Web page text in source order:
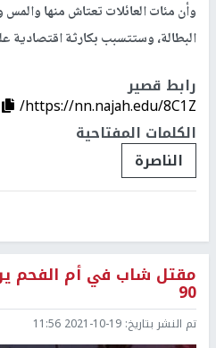
وأن مئات العائلات تعتاش منها
البطالة، وستتسبب بكارثة اقتصادية
رابط قصير
https://nn.najah.edu/8C1Z/
الكلمات المفتاحية
الناصرة
مقتل شاب في أم الفحم
90
تم النشر بتاريخ: 2021-10-19 11:56